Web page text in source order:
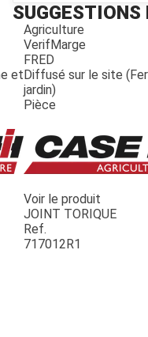
SUGGESTIONS
et
Agriculture
VerifMarge
FRED
Diffusé sur le site
jardin)
Pièce
Voir le produit
JOINT TORIQUE
Ref.
717012R1